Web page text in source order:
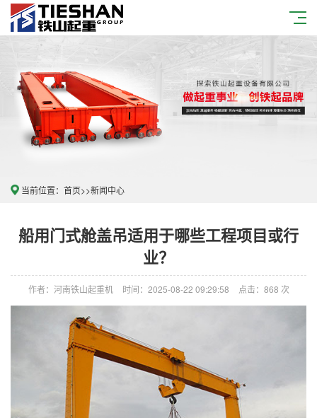
当前位置： 首页>>新闻中心
船用门式舱盖吊适用于哪些工程项目或行
业？
作者：河南铁山起重机 时间：2025-08-22 09:29:58 点击：868 次